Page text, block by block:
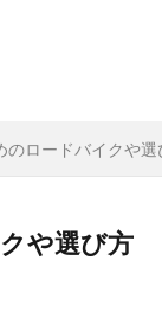
のロードバイクや
や選び方